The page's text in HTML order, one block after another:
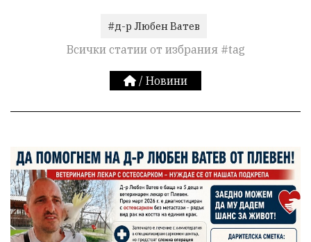
#д-р Любен Ватев
Всички статии от избрания #tag
/ Новини